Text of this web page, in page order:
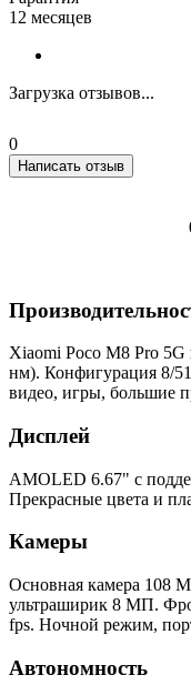
12 месяцев
Загрузка отзывов...
0
Написать отзыв
Xiaomi Poco M8 Pro 5G
нм). Конфигурация 8/
видео, игры, большие
Дисплей
AMOLED 6.67" с
Прекрасные цвета и
Камеры
Основная камера 108
ультраширик 8 МП.
fps. Ночной режим,
Автономность